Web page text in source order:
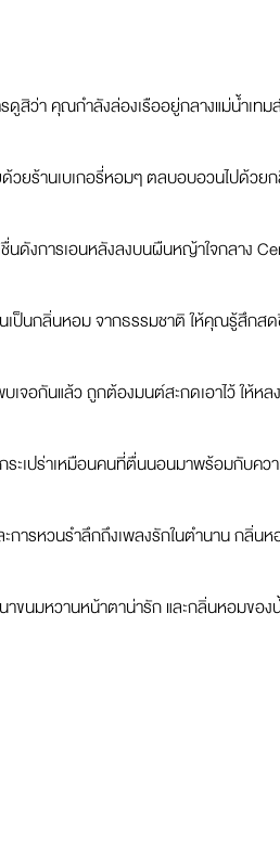
ดูสิว่า คุณกำลังล่องเรืออยู่กลางแม่น้ำเท
วยร้านเบเกอรี่หอมๆ ตลบอบอวนไปด้วย
ดังการเอนหลังลงบนผืนหญ้าใจกลาง
เป็นกลิ่นหอม จากธรรมชาติ ให้คุณรู้สึกส
อกันแล้ว ถูกต้องมนต์สะกดเอาไว้ ให้หล
ะเปร่าเหมือนคนที่ตื่นนอนมาพร้อมกับคว
ารหวนรำลึกถึงเพลงรักในตำนาน กลิ่นห
ขนมหวานหน้าตาน่ารัก และกลิ่นหอมของ